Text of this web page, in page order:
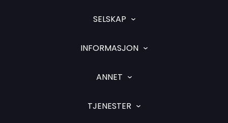
SELSKAP
INFORMASJON
ANNET
TJENESTER